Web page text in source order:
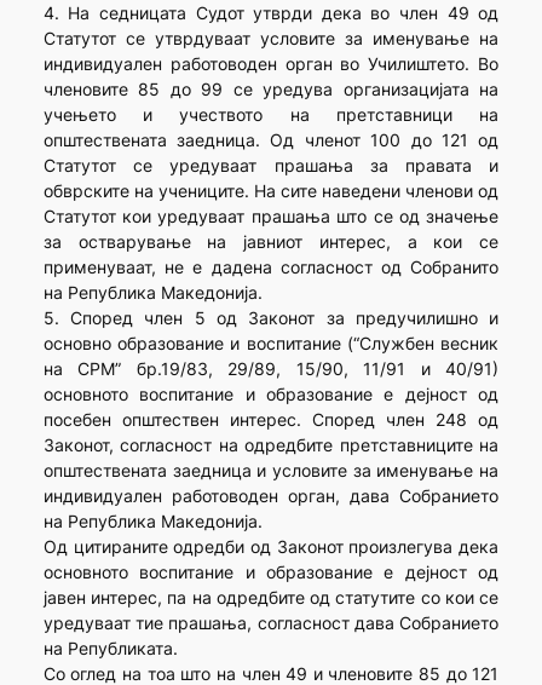
4. На седницата Судот утврди дека во член 49 од
Статутот се утврдуваат условите за именување на
индивидуален работоводен орган во Училиштето. Во
членовите 85 до 99 се уредува организацијата на
учењето и учеството на претставници на
општествената заедница. Од членот 100 до 121 од
Статутот се уредуваат прашања за правата и
обврските на учениците. На сите наведени членови од
Статутот кои уредуваат прашања што се од значење
за остварување на јавниот интерес, а кои се
применуваат, не е дадена согласност од Собранито
на Република Македонија.
5. Според член 5 од Законот за предучилишно и
основно образование и воспитание (“Службен весник
на СРМ” бр.19/83, 29/89, 15/90, 11/91 и 40/91)
основното воспитание и образование е дејност од
посебен општествен интерес. Според член 248 од
Законот, согласност на одредбите претставниците на
општествената заедница и условите за именување на
индивидуален работоводен орган, дава Собранието
на Република Македонија.
Од цитираните одредби од Законот произлегува дека
основното воспитание и образование е дејност од
јавен интерес, па на одредбите од статутите со кои се
уредуваат тие прашања, согласност дава Собранието
на Републиката.
Со оглед на тоа што на член 49 и членовите 85 до 121